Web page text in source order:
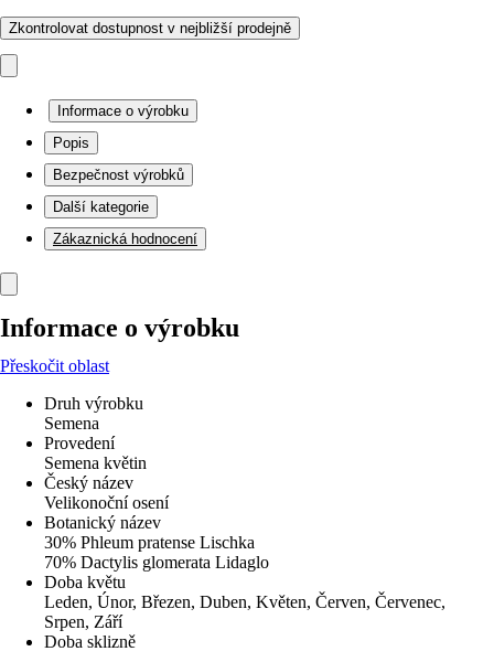
Zkontrolovat dostupnost v nejbližší prodejně
Informace o výrobku
Popis
Bezpečnost výrobků
Další kategorie
Zákaznická hodnocení
Informace o výrobku
Přeskočit oblast
Druh výrobku
Semena
Provedení
Semena květin
Český název
Velikonoční osení
Botanický název
30% Phleum pratense Lischka
70% Dactylis glomerata Lidaglo
Doba květu
Leden, Únor, Březen, Duben, Květen, Červen, Červenec,
Srpen, Září
Doba sklizně